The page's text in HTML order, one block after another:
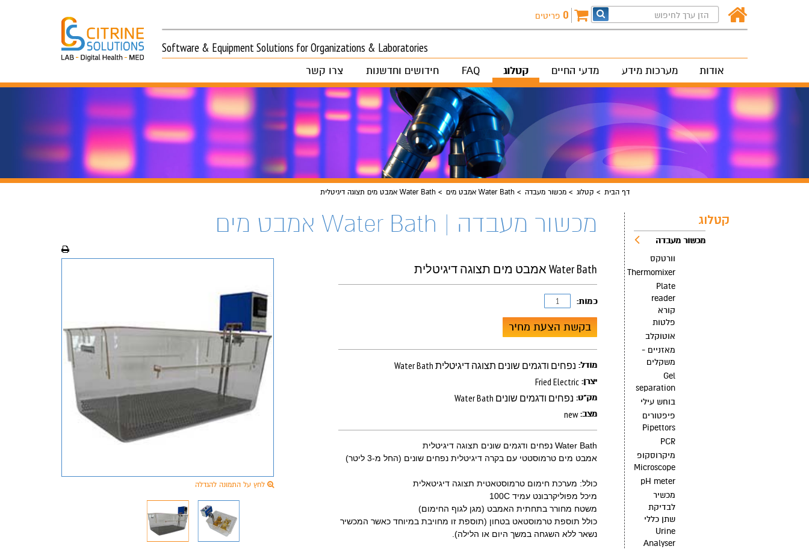
0 פריטים
Software & Equipment Solutions for Organizations & Laboratories
אודות מערכות מידע מדעי החיים קטלוג FAQ חידושים וחדשנות צרו קשר
דף הבית קטלוג מכשור מעבדה Water Bath אמבט מים Water Bath אמבט מים תצוגה דיגיטלית
קטלוג
מכשור מעבדה
וורטקס
Thermomixer
Plate
reader
קורא
פלטות
אוטוקלב
מאזניים -
משקלים
Gel
separation
בוחש עילי
פיפטורים
Pipettors
PCR
מיקרוסקופ
Microscope
pH meter
מכשיר
לבדיקת
שתן כללי
Urine
Analyser
מכשור מעבדה | Water Bath אמבט מים
Water Bath אמבט מים תצוגה דיגיטלית
כמות:
בקשת הצעת מחיר
מודל: Water Bath נפחים ודגמים שונים תצוגה דיגיטלית
יצרן: Fried Electric
מק"ט: Water Bath נפחים ודגמים שונים
מצב: new
Water Bath נפחים ודגמים שונים תצוגה דיגיטלית
אמבט מים טרמוסטטי עם בקרה דיגיטלית נפחים שונים (החל מ-3 ליטר)
כולל: מערכת חימום טרמוסטאטית תצוגה דיגיטאלית
מיכל מפוליקרבונט עמיד 100C
משטח מחורר בתחתית האמבט (מגן לגוף החימום)
כולל תוספת טרמוסטאט בטחון (תוספת זו מחויבת במיוחד כאשר המכשיר
נשאר ללא השגחה במשך היום או הלילה).
לחץ על התמונה להגדלה